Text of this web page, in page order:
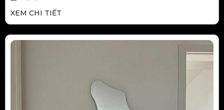
XEM CHI TIẾT